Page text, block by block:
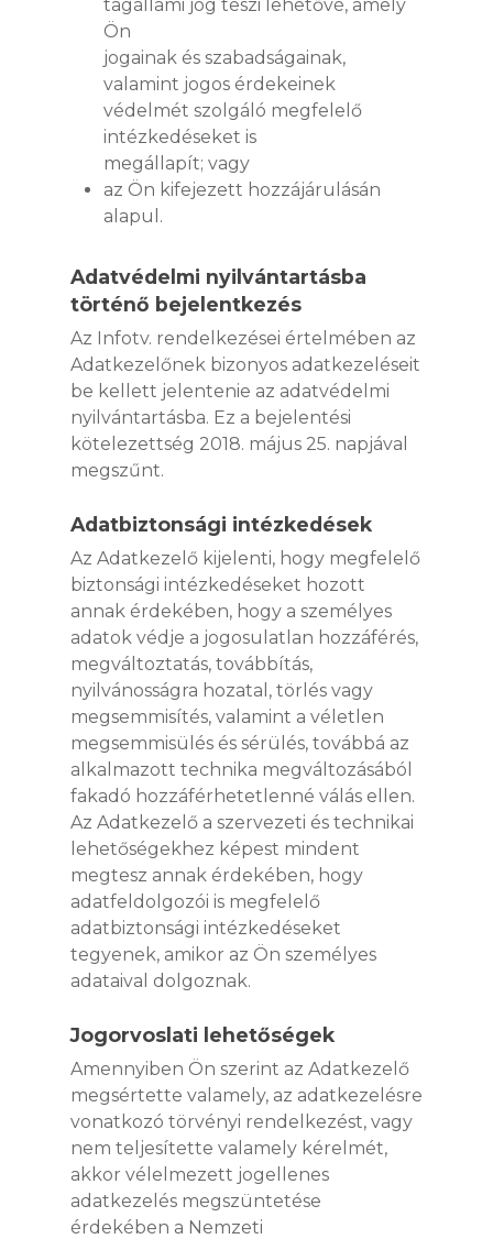
tagállami jog teszi lehetővé, amely
Ön
jogainak és szabadságainak,
valamint jogos érdekeinek
védelmét szolgáló megfelelő
intézkedéseket is
megállapít; vagy
az Ön kifejezett hozzájárulásán
alapul.
Adatvédelmi nyilvántartásba
történő bejelentkezés
Az Infotv. rendelkezései értelmében az
Adatkezelőnek bizonyos adatkezeléseit
be kellett jelentenie az adatvédelmi
nyilvántartásba. Ez a bejelentési
kötelezettség 2018. május 25. napjával
megszűnt.
Adatbiztonsági intézkedések
Az Adatkezelő kijelenti, hogy megfelelő
biztonsági intézkedéseket hozott
annak érdekében, hogy a személyes
adatok védje a jogosulatlan hozzáférés,
megváltoztatás, továbbítás,
nyilvánosságra hozatal, törlés vagy
megsemmisítés, valamint a véletlen
megsemmisülés és sérülés, továbbá az
alkalmazott technika megváltozásából
fakadó hozzáférhetetlenné válás ellen.
Az Adatkezelő a szervezeti és technikai
lehetőségekhez képest mindent
megtesz annak érdekében, hogy
adatfeldolgozói is megfelelő
adatbiztonsági intézkedéseket
tegyenek, amikor az Ön személyes
adataival dolgoznak.
Jogorvoslati lehetőségek
Amennyiben Ön szerint az Adatkezelő
megsértette valamely, az adatkezelésre
vonatkozó törvényi rendelkezést, vagy
nem teljesítette valamely kérelmét,
akkor vélelmezett jogellenes
adatkezelés megszüntetése
érdekében a Nemzeti